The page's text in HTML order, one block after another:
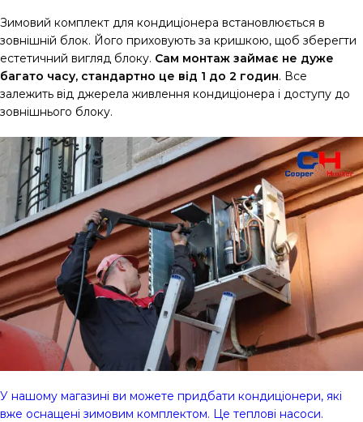
Зимовий комплект для кондиціонера встановлюється в
зовнішній блок. Його приховують за кришкою, щоб зберегти
естетичний вигляд блоку. Сам монтаж займає не дуже
багато часу, стандартно це від 1 до 2 годин. Все
залежить від джерела живлення кондиціонера і доступу до
зовнішнього блоку.
У нашому магазині ви можете придбати кондиціонери, які
вже оснащені зимовим комплектом. Це теплові насоси.